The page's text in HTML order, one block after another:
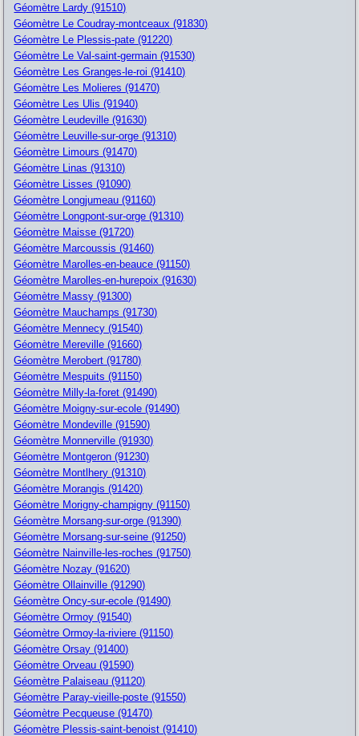
Géomètre Lardy (91510)
Géomètre Le Coudray-montceaux (91830)
Géomètre Le Plessis-pate (91220)
Géomètre Le Val-saint-germain (91530)
Géomètre Les Granges-le-roi (91410)
Géomètre Les Molieres (91470)
Géomètre Les Ulis (91940)
Géomètre Leudeville (91630)
Géomètre Leuville-sur-orge (91310)
Géomètre Limours (91470)
Géomètre Linas (91310)
Géomètre Lisses (91090)
Géomètre Longjumeau (91160)
Géomètre Longpont-sur-orge (91310)
Géomètre Maisse (91720)
Géomètre Marcoussis (91460)
Géomètre Marolles-en-beauce (91150)
Géomètre Marolles-en-hurepoix (91630)
Géomètre Massy (91300)
Géomètre Mauchamps (91730)
Géomètre Mennecy (91540)
Géomètre Mereville (91660)
Géomètre Merobert (91780)
Géomètre Mespuits (91150)
Géomètre Milly-la-foret (91490)
Géomètre Moigny-sur-ecole (91490)
Géomètre Mondeville (91590)
Géomètre Monnerville (91930)
Géomètre Montgeron (91230)
Géomètre Montlhery (91310)
Géomètre Morangis (91420)
Géomètre Morigny-champigny (91150)
Géomètre Morsang-sur-orge (91390)
Géomètre Morsang-sur-seine (91250)
Géomètre Nainville-les-roches (91750)
Géomètre Nozay (91620)
Géomètre Ollainville (91290)
Géomètre Oncy-sur-ecole (91490)
Géomètre Ormoy (91540)
Géomètre Ormoy-la-riviere (91150)
Géomètre Orsay (91400)
Géomètre Orveau (91590)
Géomètre Palaiseau (91120)
Géomètre Paray-vieille-poste (91550)
Géomètre Pecqueuse (91470)
Géomètre Plessis-saint-benoist (91410)